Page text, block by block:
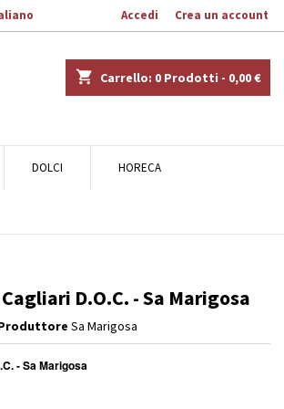
Accedi Crea un account
shopping_cart Carrello: 0 Prodotti - 0,00 €
DOLCI HORECA
D.O.C. - Sa Marigosa
Sa Marigosa
- Sa Marigosa